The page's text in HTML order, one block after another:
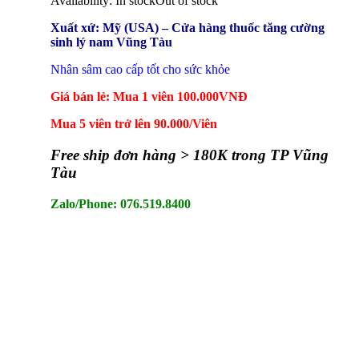
Xuất xứ: Mỹ (USA) – Cửa hàng thuốc tăng cường
sinh lý nam Vũng Tàu
Nhân sâm cao cấp tốt cho sức khỏe
Giá bán lẻ: Mua 1 viên 100.000VNĐ
Mua 5 viên trở lên 90.000/Viên
Free ship đơn hàng > 180K trong TP Vũng
Tàu
Zalo/Phone: 076.519.8400